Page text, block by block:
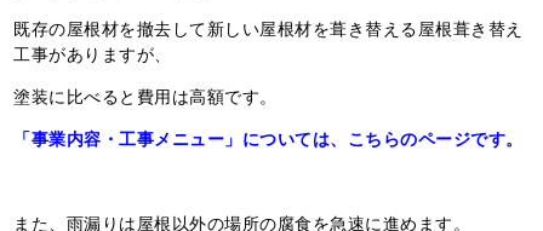
既存の屋根材を撤去して新しい屋根材を葺き替える屋根葺き替え
工事がありますが、
塗装に比べると費用は高額です。
「事業内容・工事メニュー」については、こちらのページです。
また、雨漏りは屋根以外の場所の腐食を急速に進めます。